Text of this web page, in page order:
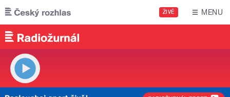
Přejít k hlavnímu obsahu
ŽIVĚ MENU